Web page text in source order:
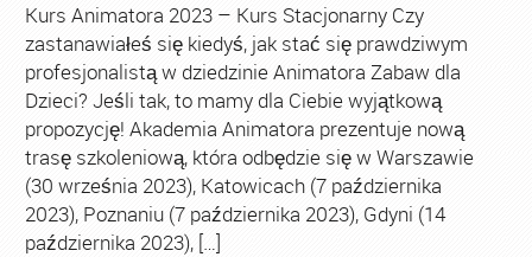
Kurs Animatora 2023 – Kurs Stacjonarny Czy
zastanawiałeś się kiedyś, jak stać się prawdziwym
profesjonalistą w dziedzinie Animatora Zabaw dla
Dzieci? Jeśli tak, to mamy dla Ciebie wyjątkową
propozycję! Akademia Animatora prezentuje nową
trasę szkoleniową, która odbędzie się w Warszawie
(30 września 2023), Katowicach (7 października
2023), Poznaniu (7 października 2023), Gdyni (14
października 2023), […]